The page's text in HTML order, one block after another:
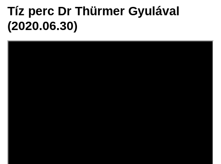
05 júl.
2020
Tíz perc Dr Thürmer Gyulával
(2020.06.30)